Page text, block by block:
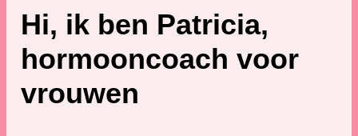
Hi, ik ben Patricia,
hormooncoach voor
vrouwen